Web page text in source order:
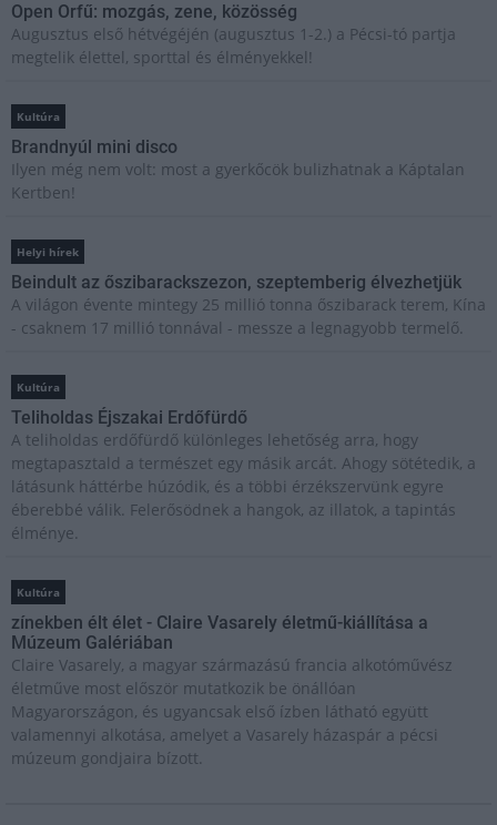
Open Orfű: mozgás, zene, közösség
Augusztus első hétvégéjén (augusztus 1-2.) a Pécsi-tó partja
megtelik élettel, sporttal és élményekkel!
Kultúra
Brandnyúl mini disco
Ilyen még nem volt: most a gyerkőcök bulizhatnak a Káptalan
Kertben!
Helyi hírek
Beindult az őszibarackszezon, szeptemberig élvezhetjük
A világon évente mintegy 25 millió tonna őszibarack terem, Kína
- csaknem 17 millió tonnával - messze a legnagyobb termelő.
Kultúra
Teliholdas Éjszakai Erdőfürdő
A teliholdas erdőfürdő különleges lehetőség arra, hogy
megtapasztald a természet egy másik arcát. Ahogy sötétedik, a
látásunk háttérbe húzódik, és a többi érzékszervünk egyre
éberebbé válik. Felerősödnek a hangok, az illatok, a tapintás
élménye.
Kultúra
zínekben élt élet - Claire Vasarely életmű-kiállítása a
Múzeum Galériában
Claire Vasarely, a magyar származású francia alkotóművész
életműve most először mutatkozik be önállóan
Magyarországon, és ugyancsak első ízben látható együtt
valamennyi alkotása, amelyet a Vasarely házaspár a pécsi
múzeum gondjaira bízott.